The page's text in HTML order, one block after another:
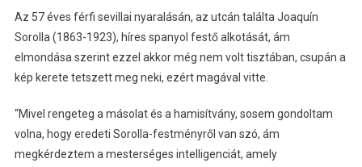
Az 57 éves férfi sevillai nyaralásán, az utcán találta Joaquín
Sorolla (1863-1923), híres spanyol festő alkotását, ám
elmondása szerint ezzel akkor még nem volt tisztában, csupán a
kép kerete tetszett meg neki, ezért magával vitte.
“Mivel rengeteg a másolat és a hamisítvány, sosem gondoltam
volna, hogy eredeti Sorolla-festményről van szó, ám
megkérdeztem a mesterséges intelligenciát, amely